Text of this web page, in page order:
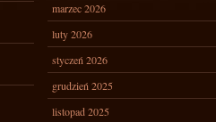
marzec 2026
luty 2026
styczeń 2026
grudzień 2025
listopad 2025